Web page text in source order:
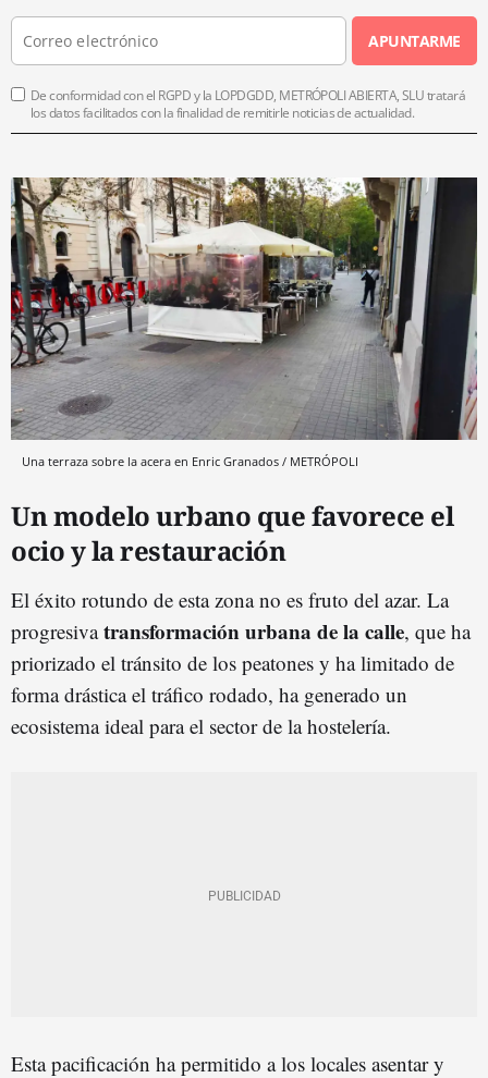
APUNTARME
De conformidad con el RGPD y la LOPDGDD, METRÓPOLI ABIERTA, SLU tratará
los datos facilitados con la finalidad de remitirle noticias de actualidad.
Una terraza sobre la acera en Enric Granados / METRÓPOLI
Un modelo urbano que favorece el
ocio y la restauración
El éxito rotundo de esta zona no es fruto del azar. La
progresivatransformación urbana de la calle, que ha
priorizado el tránsito de los peatones y ha limitado de
forma drástica el tráfico rodado, ha generado un
ecosistema ideal para el sector de la hostelería.
Esta pacificación ha permitido a los locales asentar y